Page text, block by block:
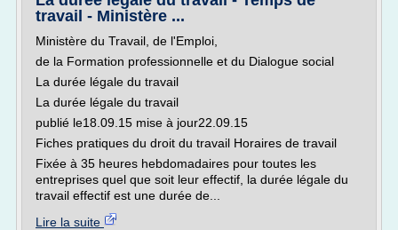
travail - Ministère ...
Ministère du Travail, de l'Emploi,
de la Formation professionnelle et du Dialogue social
La durée légale du travail
La durée légale du travail
publié le18.09.15 mise à jour22.09.15
Fiches pratiques du droit du travail Horaires de travail
Fixée à 35 heures hebdomadaires pour toutes les
entreprises quel que soit leur effectif, la durée légale du
travail effectif est une durée de...
Lire la suite